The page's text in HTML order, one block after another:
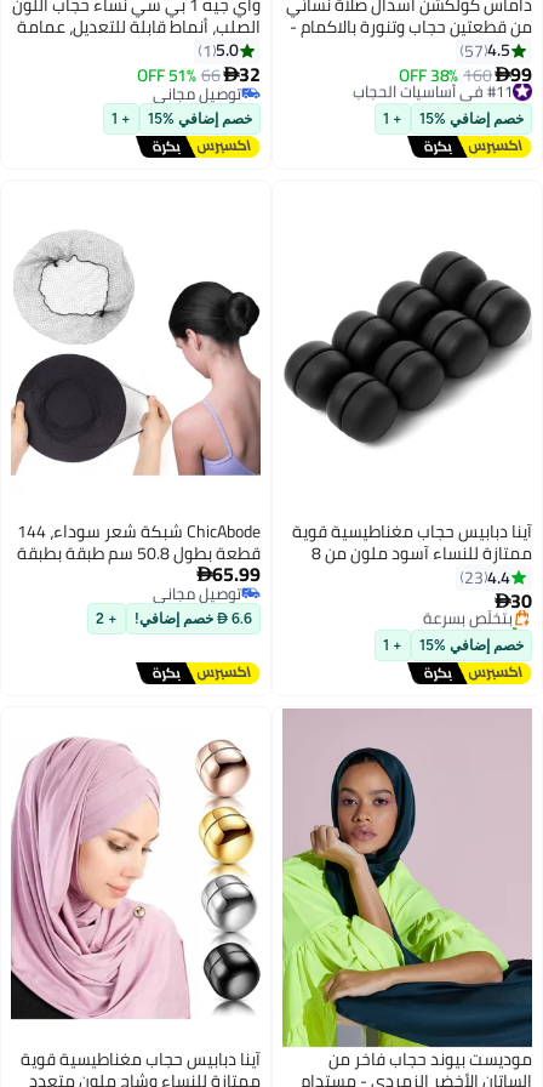
12
من قطعتين حجاب وتنورة بالاكمام -
طقم صلاة قطعتين بالاكمام - طقم
ملابس الصلاة بالاكمام .
4.5
57
99
160
38% OFF #11 في أساسيات الحجاب
توصيل مجاني
#11 في أساسيات الحجاب
خصم إضافي %15 + 1
الصلب، أنماط قابلة للتعديل، عمامة
الرأس الممددة، قماش قطني ناعم
قابل للتنفس لحجاب الرأس اليومي
5.0
1
32
66
51% OFF
توصيل مجاني
توصيل مجاني
خصم إضافي %15 + 1
آینا دبابيس حجاب مغناطيسية قوية
ممتازة للنساء آسود ملون من 8
أزواج الاستخدامات بدون عقبة
مغناطيس صغير للحجاب
4.4
23
30
#6 في أساسيات الحجاب
توصيل مجاني
بتخلّص بسرعة
تم بيع +10 مؤخرًا
#6 في أساسيات الحجاب
خصم إضافي %15 + 1
ChicAbode شبكة شعر سوداء، 144
قطعة بطول 50.8 سم طبقة بطبقة
مكدسة مريحة وغير مرئية وتدوم
طويلاً، شبكة شعر مرنة خفيفة الوزن
من النايلون على شكل قرص العسل،
أسود)
65.99
توصيل مجاني
توصيل مجاني6.6  خصم إضافي! + 2
موديست بيوند حجاب فاخر من آینا دبابيس حجاب مغناطيسية قوية